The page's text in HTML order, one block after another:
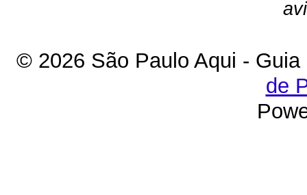
© 2026 São Paulo Aqui -
de